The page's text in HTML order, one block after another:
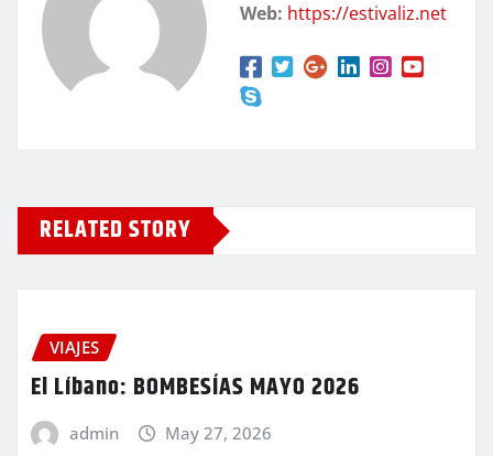
Web: https://estivaliz.net
RELATED STORY
VIAJES
El Líbano: BOMBESÍAS MAYO 2026
admin May 27, 2026